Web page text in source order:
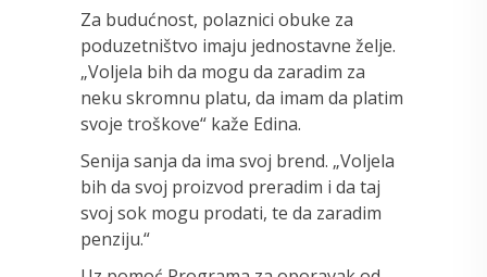
Za budućnost, polaznici obuke za
poduzetništvo imaju jednostavne želje.
„Voljela bih da mogu da zaradim za
neku skromnu platu, da imam da platim
svoje troškove“ kaže Edina.
Senija sanja da ima svoj brend. „Voljela
bih da svoj proizvod preradim i da taj
svoj sok mogu prodati, te da zaradim
penziju.“